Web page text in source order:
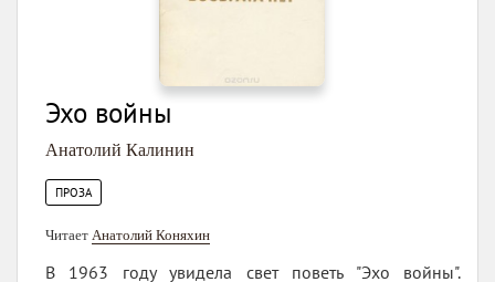
Эхо войны
Анатолий Калинин
ПРОЗА
Читает Анатолий Коняхин
В 1963 году увидела свет поветь "Эхо войны".